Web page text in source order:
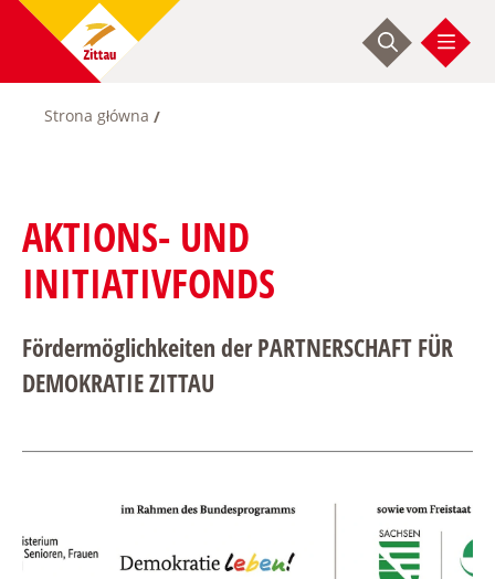
Przejdź
Ścieżka
Strona główna
AKTIONS- UND
INITIATIVFONDS
Fördermöglichkeiten der PARTNERSCHAFT FÜR
DEMOKRATIE ZITTAU